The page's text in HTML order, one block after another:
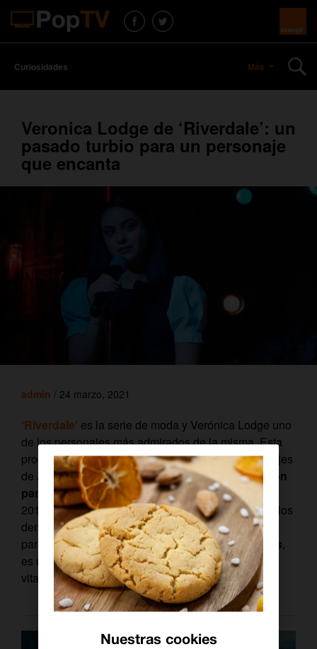
Curiosidades Más
Veronica Lodge de ‘Riverdale’: un
pasado turbio para un personaje
que encanta
admin / 24 marzo, 2021
‘Riverdale’ es la serie de moda y Verónica Lodge uno
de los personajes más admirados de la misma.Esta
producción estadounidense basada en los personajes
de Archie Comicsya ha confirmado su renovación
para una sexta temporada. Desde su estreno en
2017 hay un personaje que destaca por encima de los
demás: Verónica Cecilia Lodge (Verónica o Ronnie
para los amigos).Interpretado por Camila Mendes,
es un personaje con muchos matices y un recorrido
vital que merece la pena conocer.
Nuestras cookies